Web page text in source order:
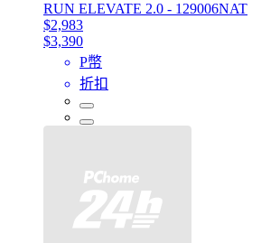
RUN ELEVATE 2.0 - 129006NAT
$2,983
$3,390
P幣
折扣